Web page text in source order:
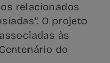
relacionados
O projeto
às
do